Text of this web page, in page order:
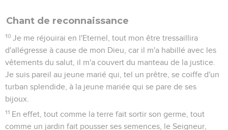
Chant de reconnaissance
10 Je me réjouirai en l'Eternel, tout mon être tressaillira
d'allégresse à cause de mon Dieu, car il m'a habillé avec les
vêtements du salut, il m'a couvert du manteau de la justice.
Je suis pareil au jeune marié qui, tel un prêtre, se coiffe d'un
turban splendide, à la jeune mariée qui se pare de ses
bijoux.
11 En effet, tout comme la terre fait sortir son germe, tout
comme un jardin fait pousser ses semences, le Seigneur,